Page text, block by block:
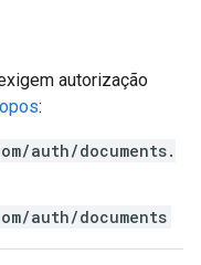
autorização
:
auth/documents.
auth/documents